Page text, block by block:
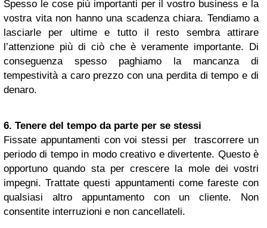
Spesso le cose più importanti per il vostro business e la
vostra vita non hanno una scadenza chiara. Tendiamo a
lasciarle per ultime e tutto il resto sembra attirare
l’attenzione più di ciò che è veramente importante. Di
conseguenza spesso paghiamo la mancanza di
tempestività a caro prezzo con una perdita di tempo e di
denaro.
6. Tenere del tempo da parte per se stessi
Fissate appuntamenti con voi stessi per trascorrere un
periodo di tempo in modo creativo e divertente. Questo è
opportuno quando sta per crescere la mole dei vostri
impegni. Trattate questi appuntamenti come fareste con
qualsiasi altro appuntamento con un cliente. Non
consentite interruzioni e non cancellateli.